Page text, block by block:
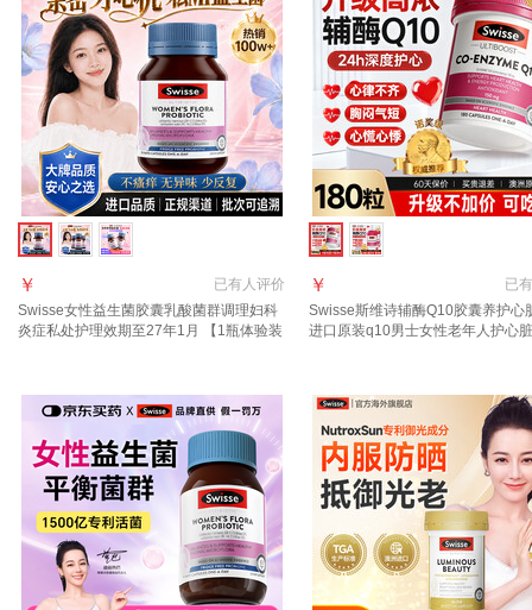
已有人评价
￥
Swisse女性益生菌胶囊乳酸菌群调理妇科
炎症私处护理效期至27年1月 【1瓶体验装
已有
￥
Swisse斯维诗辅酶Q10胶囊养护心
进口原装q10男士女性老年人护心